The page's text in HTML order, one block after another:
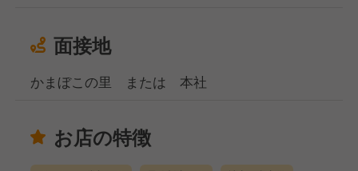
面接地
かまぼこの里 または 本社
お店の特徴